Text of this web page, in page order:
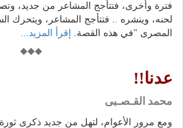
فترة وأخرى، فتتأجج المشاعر من جديد،
لحنه، وينشره .. فتتأجج المشاعر، ويتحرك
المصرى "في هذه القصة.
إقرأ المزيد...
عدنا!!
محمد القـصـبى
ومع مرور الأعوام، لتهل من جديد ذكرى ثورة